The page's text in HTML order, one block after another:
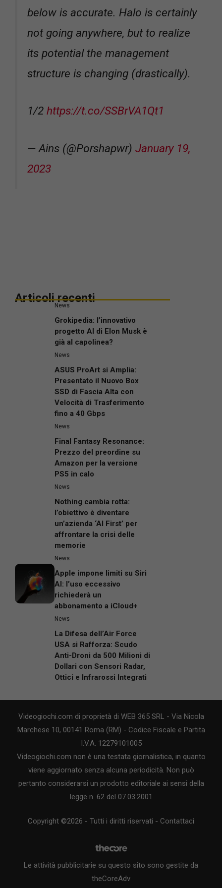
below is accurate. Halo is certainly
not going anywhere, but to realize
its potential the management
structure is changing (drastically).
1/2 https://t.co/SSBrVA1Qt1
— Ains (@Porshapwr) January 19,
2023
Articoli recenti
News
Grokipedia: l’innovativo
progetto AI di Elon Musk è
già al capolinea?
News
ASUS ProArt si Amplia:
Presentato il Nuovo Box
SSD di Fascia Alta con
Velocità di Trasferimento
fino a 40 Gbps
News
Final Fantasy Resonance:
Prezzo del preordine su
Amazon per la versione
PS5 in calo
News
Nothing cambia rotta:
l’obiettivo è diventare
un’azienda ‘AI First’ per
affrontare la crisi delle
memorie
News
Apple impone limiti su Siri
AI: l’uso eccessivo
richiederà un
abbonamento a iCloud+
News
La Difesa dell’Air Force
USA si Rafforza: Scudo
Anti-Droni da 500 Milioni di
Dollari con Sensori Radar,
Ottici e Infrarossi Integrati
Videogiochi.com di proprietà di WEB 365 SRL - Via Nicola
Marchese 10, 00141 Roma (RM) - Codice Fiscale e Partita
I.V.A. 12279101005
Videogiochi.com non è una testata giornalistica, in quanto
viene aggiornato senza alcuna periodicità. Non può
pertanto considerarsi un prodotto editoriale ai sensi della
legge n. 62 del 07.03.2001
Copyright ©2026 - Tutti i diritti riservati - Contattaci
Le attività pubblicitarie su questo sito sono gestite da
theCoreAdv